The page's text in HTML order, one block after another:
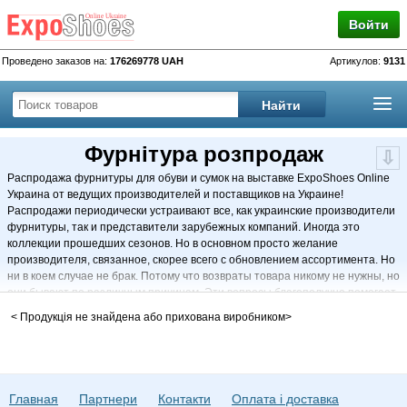
Войти
Проведено заказов на: 176269778 UAH Артикулов: 9131
Фурнітура розпродаж
Распродажа фурнитуры для обуви и сумок на выставке ExpoShoes Online
Украина от ведущих производителей и поставщиков на Украине!
Распродажи периодически устраивают все, как украинские производители
фурнитуры, так и представители зарубежных компаний. Иногда это
коллекции прошедших сезонов. Но в основном просто желание
производителя, связанное, скорее всего с обновлением ассортимента. Но
ни в коем случае не брак. Потому что возвраты товара никому не нужны, но
они бывают по различным причинам. Эти вопросы благополучно помогает
разрешать наша обувная интернет выставка. Данный раздел выставки
предназначен для специальных предложений поставщиков фурнитуры. И
< Продукція не знайдена або прихована виробником>
Главная Партнери Контакти Оплата і доставка